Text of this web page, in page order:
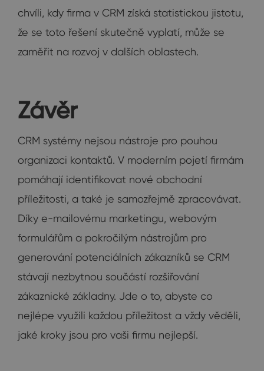
chvíli, kdy firma v CRM získá statistickou jistotu,
že se toto řešení skutečně vyplatí, může se
zaměřit na rozvoj v dalších oblastech.
Závěr
CRM systémy nejsou nástroje pro pouhou
organizaci kontaktů. V moderním pojetí firmám
pomáhají identifikovat nové obchodní
příležitosti, a také je samozřejmě zpracovávat.
Díky e-mailovému marketingu, webovým
formulářům a pokročilým nástrojům pro
generování potenciálních zákazníků se CRM
stávají nezbytnou součástí rozšiřování
zákaznické základny. Jde o to, abyste co
nejlépe využili každou příležitost a vždy věděli,
jaké kroky jsou pro vaši firmu nejlepší.